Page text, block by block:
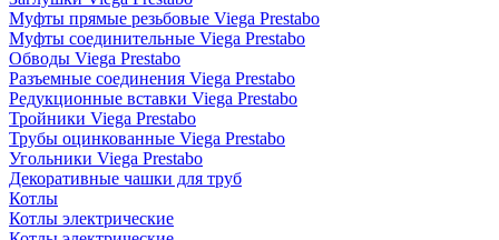
Муфты прямые резьбовые Viega Prestabo
Муфты соединительные Viega Prestabo
Обводы Viega Prestabo
Разъемные соединения Viega Prestabo
Редукционные вставки Viega Prestabo
Тройники Viega Prestabo
Трубы оцинкованные Viega Prestabo
Угольники Viega Prestabo
Декоративные чашки для труб
Котлы
Котлы электрические